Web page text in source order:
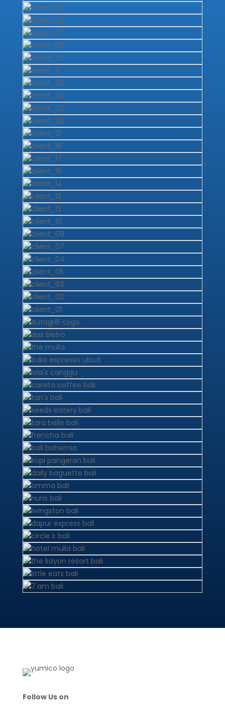
Follow Us on